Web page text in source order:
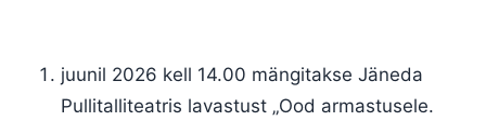
juunil 2026 kell 14.00 mängitakse Jäneda
Pullitalliteatris lavastust „Ood armastusele.